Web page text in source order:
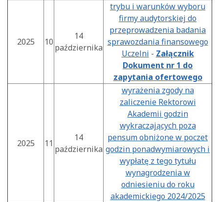
2025 10
14
października
trybu i warunków wyboru
firmy audytorskiej do
przeprowadzenia badania
sprawozdania finansowego
Uczelni - Załącznik
Dokument nr 1 do
zapytania ofertowego
2025 11
14
października
wyrażenia zgody na
zaliczenie Rektorowi
Akademii godzin
wykraczających poza
pensum obniżone w poczet
godzin ponadwymiarowych i
wypłatę z tego tytułu
wynagrodzenia w
odniesieniu do roku
akademickiego 2024/2025